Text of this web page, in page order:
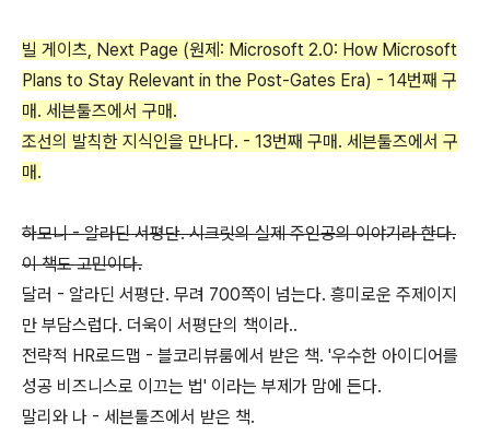
빌 게이츠, Next Page (원제: Microsoft 2.0: How Microsoft
Plans to Stay Relevant in the Post-Gates Era) - 14번째 구
매. 세븐툴즈에서 구매.
조선의 발칙한 지식인을 만나다. - 13번째 구매. 세븐툴즈에서 구
매.
하모니 - 알라딘 서평단. 시크릿의 실제 주인공의 이야기라 한다.
이 책도 고민이다.
달러 - 알라딘 서평단. 무려 700쪽이 넘는다. 흥미로운 주제이지
만 부담스럽다. 더욱이 서평단의 책이라..
전략적 HR로드맵 - 블코리뷰룸에서 받은 책. '우수한 아이디어를
성공 비즈니스로 이끄는 법' 이라는 부제가 맘에 든다.
말리와 나 - 세븐툴즈에서 받은 책.